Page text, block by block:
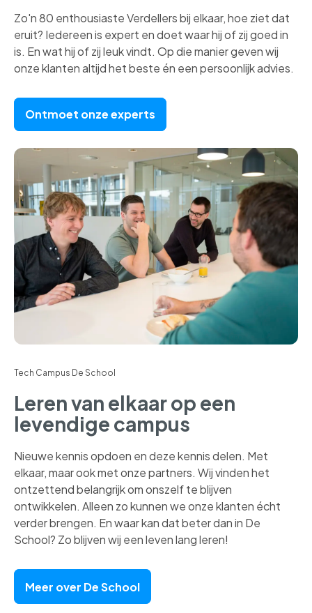
Zo'n 80 enthousiaste Verdellers bij elkaar, hoe ziet dat
eruit? Iedereen is expert en doet waar hij of zij goed in
is. En wat hij of zij leuk vindt. Op die manier geven wij
onze klanten altijd het beste én een persoonlijk advies.
Ontmoet onze experts
Tech Campus De School
Leren van elkaar op een
levendige campus
Nieuwe kennis opdoen en deze kennis delen. Met
elkaar, maar ook met onze partners. Wij vinden het
ontzettend belangrijk om onszelf te blijven
ontwikkelen. Alleen zo kunnen we onze klanten écht
verder brengen. En waar kan dat beter dan in De
School? Zo blijven wij een leven lang leren!
Meer over De School